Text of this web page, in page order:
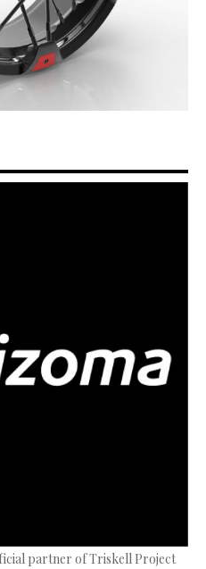
partner of Triskell Project